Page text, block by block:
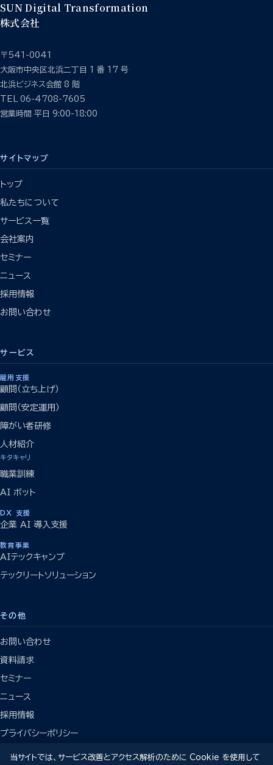
SUN Digital Transformation
株式会社
〒541-0041
大阪市中央区北浜二丁目 1 番 17 号
北浜ビジネス会館 8 階
TEL 06-4708-7605
営業時間 平日 9:00-18:00
サイトマップ
トップ
私たちについて
サービス一覧
会社案内
セミナー
ニュース
採用情報
お問い合わせ
サービス
雇用支援
顧問（立ち上げ）
顧問（安定運用）
障がい者研修
人材紹介
キタキャリ
職業訓練
AI ボット
DX 支援
企業 AI 導入支援
教育事業
AIテックキャンプ
テックリートソリューション
その他
お問い合わせ
資料請求
セミナー
ニュース
採用情報
プライバシーポリシー
当サイトでは、サービス改善とアクセス解析のために Cookie を使用して